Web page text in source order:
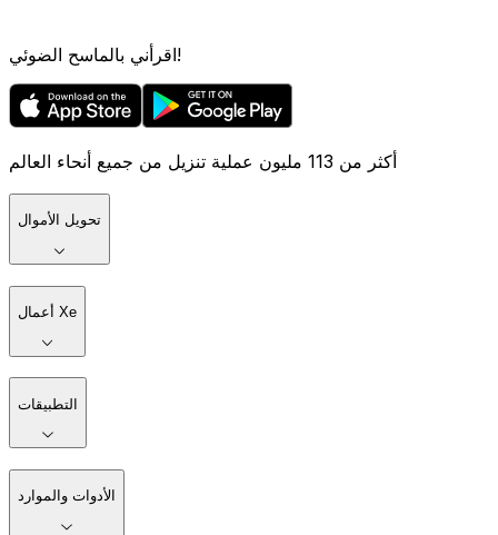
اقرأني بالماسح الضوئي!
أكثر من 113 مليون عملية تنزيل من جميع أنحاء العالم
تحويل الأموال
أعمال Xe
التطبيقات
الأدوات والموارد